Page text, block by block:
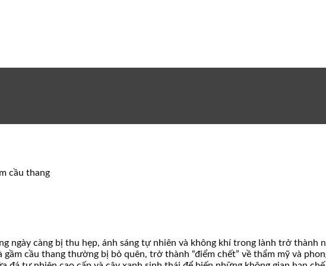
cầu thang
ngày càng bị thu hẹp, ánh sáng tự nhiên và không khí trong lành trở thành
cầu thang thường bị bỏ quên, trở thành “điểm chết” về thẩm mỹ và